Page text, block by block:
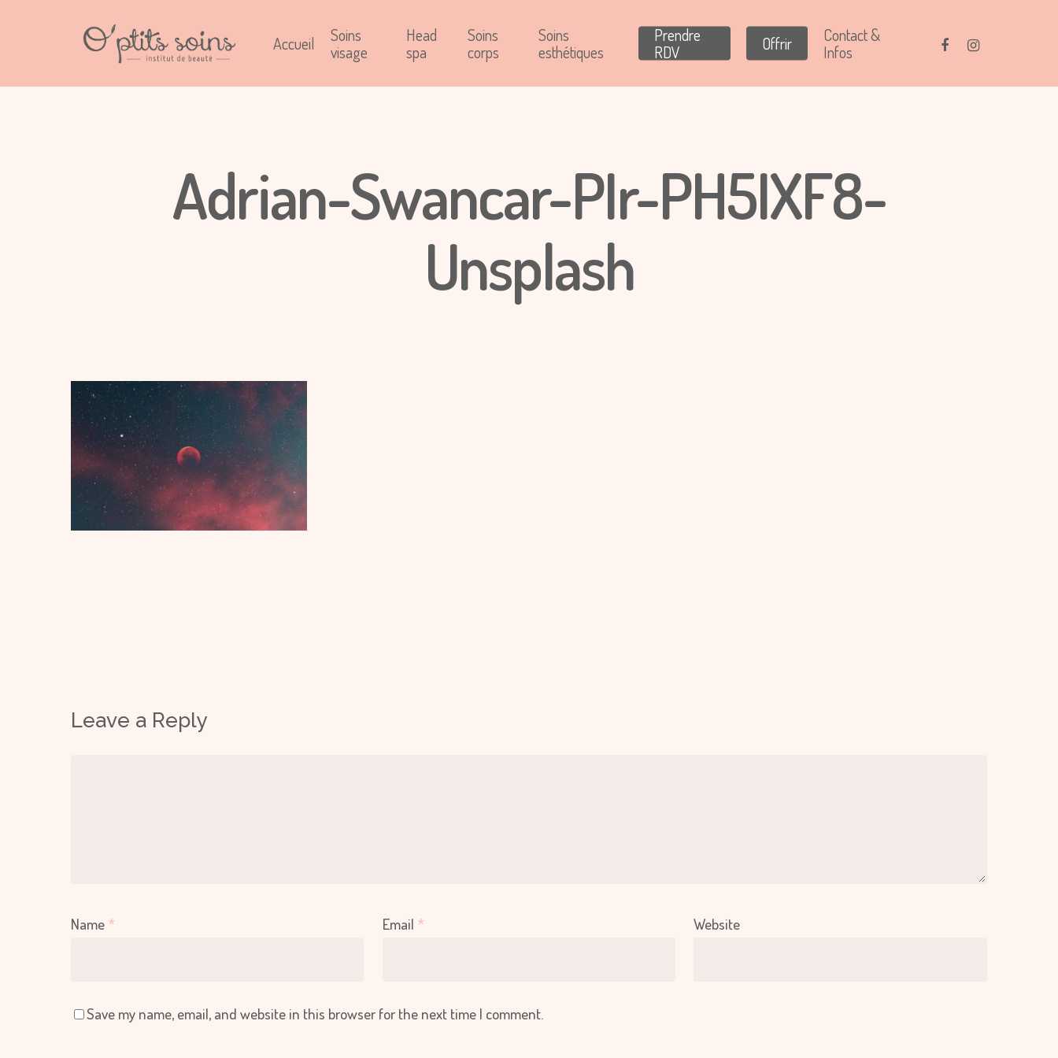
Accueil
Soins
visage
Head
spa
Soins
corps
Soins
esthétiques
Prendre
RDV
Offrir
Contact &
Infos
Adrian-Swancar-PIr-PH5IXF8-
Unsplash
Leave a Reply
Name * Email * Website
Save my name, email, and website in this browser for the next time I comment.